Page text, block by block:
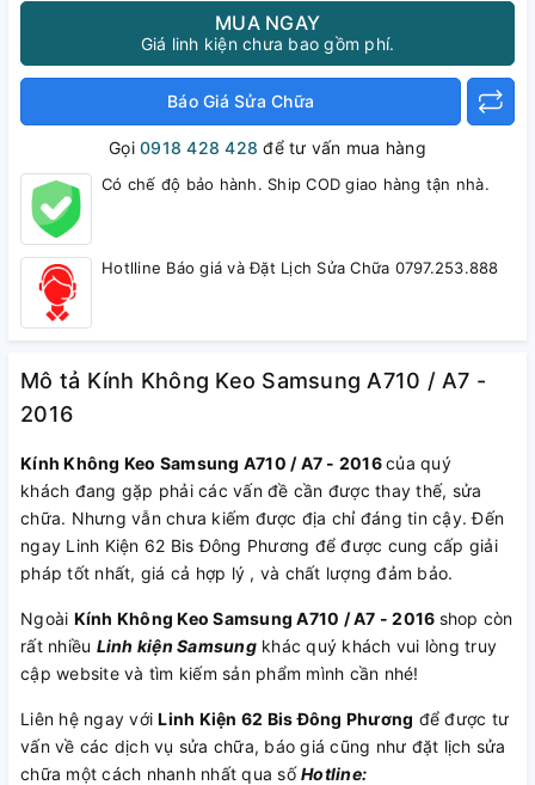
MUA NGAY
Giá linh kiện chưa bao gồm phí.
Báo Giá Sửa Chữa
Gọi0918 428 428 để tư vấn mua hàng
Có chế độ bảo hành. Ship COD giao hàng tận nhà.
Hotlline Báo giá và Đặt Lịch Sửa Chữa 0797.253.888
Mô tả Kính Không Keo Samsung A710 / A7 -
2016
Kính Không Keo Samsung A710 / A7 - 2016của quý
khách đang gặp phải các vấn đề cần được thay thế, sửa
chữa. Nhưng vẫn chưa kiếm được địa chỉ đáng tin cậy. Đến
ngay Linh Kiện 62 Bis Đông Phương để được cung cấp giải
pháp tốt nhất, giá cả hợp lý , và chất lượng đảm bảo.
Ngoài Kính Không Keo Samsung A710 / A7 - 2016 shop còn
rất nhiều Linh kiện Samsungkhác quý khách vui lòng truy
cập website và tìm kiếm sản phẩm mình cần nhé!
Liên hệ ngay vớiLinh Kiện 62 Bis Đông Phương để được tư
vấn về các dịch vụ sửa chữa, báo giá cũng như đặt lịch sửa
chữa một cách nhanh nhất qua sốHotline: